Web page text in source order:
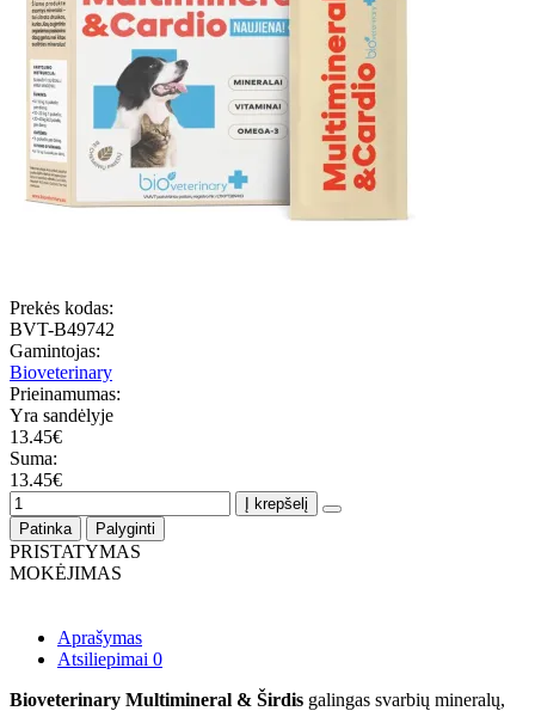
Prekės kodas:
BVT-B49742
Gamintojas:
Bioveterinary
Prieinamumas:
Yra sandėlyje
13.45€
Suma:
13.45€
Į krepšelį
Patinka
Palyginti
PRISTATYMAS
MOKĖJIMAS
Aprašymas
Atsiliepimai 0
Bioveterinary Multimineral & Širdis galingas svarbių mineralų,